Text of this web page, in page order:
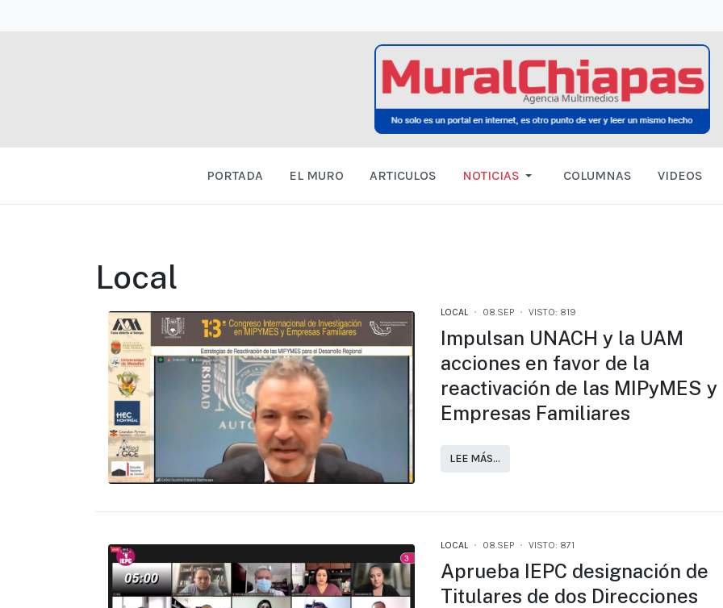
PORTADA EL MURO ARTICULOS NOTICIAS COLUMNAS VIDEOS
Local
LOCAL 08.SEP VISTO: 819
Impulsan UNACH y la UAM
acciones en favor de la
reactivación de las MIPyMES y
Empresas Familiares
LEE MÁS…
LOCAL 08.SEP VISTO: 871
Aprueba IEPC designación de
Titulares de dos Direcciones